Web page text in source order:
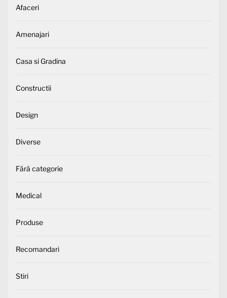
Afaceri
Amenajari
Casa si Gradina
Constructii
Design
Diverse
Fără categorie
Medical
Produse
Recomandari
Stiri